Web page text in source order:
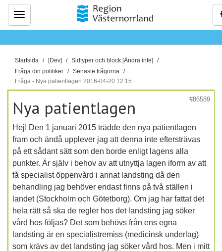
Meny
D
u
ä
h
r
:
Startsida [Dev]
Sidtyper och block [Ändra inte]
Fråga din politiker
Senaste frågorna
Fråga - Nya patientlagen 2016-04-20 12:15
#86589
Nya patientlagen
Hej! Den 1 januari 2015 trädde den nya patientlagen
fram och ändå upplever jag att denna inte eftersträvas
på ett sådant sätt som den borde enligt lagens alla
punkter. Är själv i behov av att utnyttja lagen iform av att
få specialist öppenvård i annat landsting då den
behandling jag behöver endast finns på två ställen i
landet (Stockholm och Götetborg). Om jag har fattat det
hela rätt så ska de regler hos det landsting jag söker
vård hos följas? Det som behövs från ens egna
landsting är en specialistremiss (medicinsk underlag)
som krävs av det landsting jag söker vård hos. Men i mitt